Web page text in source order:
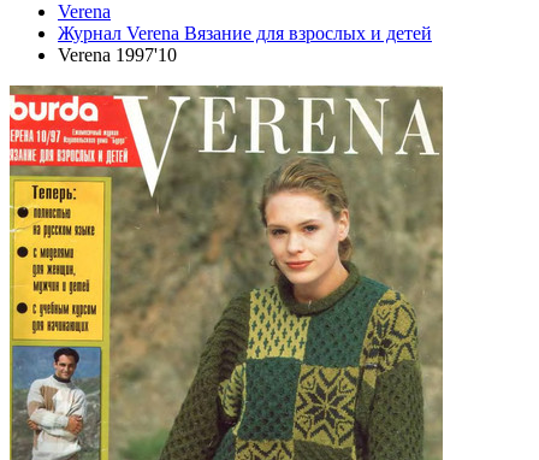
Verena
Журнал Verena Вязание для взрослых и детей
Verena 1997'10